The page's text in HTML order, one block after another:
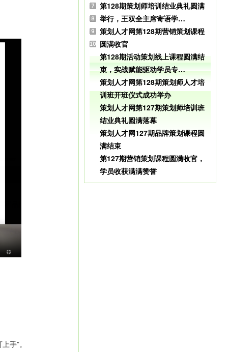
手”。
第128期策划师培训结业典礼圆满
举行，王双全主席寄语学…
策划人才网第128期营销策划课程
圆满收官
第128期活动策划线上课程圆满结
束，实战赋能驱动学员专…
策划人才网第128期策划师人才培
训班开班仪式成功举办
策划人才网第127期策划师培训班
结业典礼圆满落幕
策划人才网127期品牌策划课程圆
满结束
第127期营销策划课程圆满收官，
学员收获满满赞誉